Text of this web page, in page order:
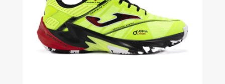
opzioni
possono
essere
scelte